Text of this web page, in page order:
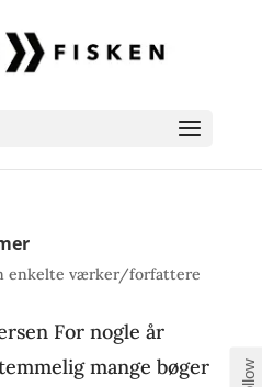
enkelte værker/forfattere
For nogle år
mange bøger